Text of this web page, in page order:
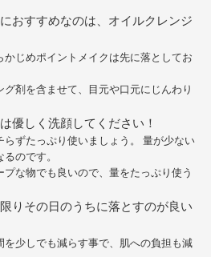
おすすめなのは、オイルクレンジ
かじめポイントメイクは先に落としてお
グ剤を含ませて、目元や口元にじんわり
優しく洗顔してください！
らずたっぷり使いましょう。 量が少ない
のです。
な物でも良いので、量をたっぷり使う
りその日のうちに落とすのが良い
を少しでも減らす事で、肌への負担も減